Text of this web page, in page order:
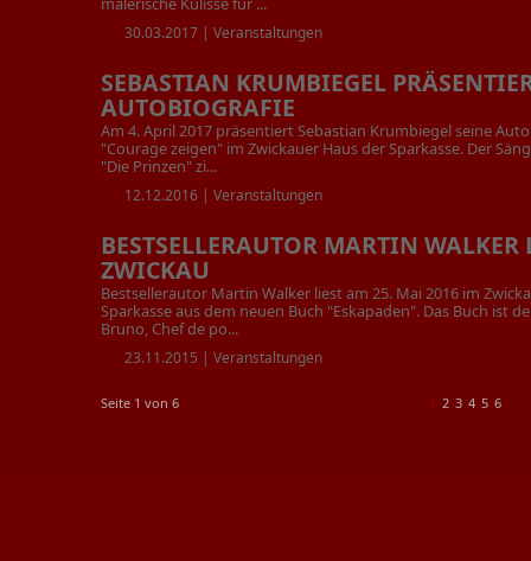
30.03.2017 | Veranstaltungen
SEBASTIAN KRUMBIEGEL
AUTOBIOGRAFIE
Am 4. April 2017 präsentiert Sebastian Krumbiegel seine
"Courage zeigen" im Zwickauer Haus der Sparkasse. Der
"Die Prinzen" zi...
12.12.2016 | Veranstaltungen
BESTSELLERAUTOR MARTIN WALKER
ZWICKAU
Bestsellerautor Martin Walker liest am 25. Mai 2016 im
Sparkasse aus dem neuen Buch "Eskapaden". Das Buch ist
Bruno, Chef de po...
23.11.2015 | Veranstaltungen
Seite 1 von 6 1 2 3 4 5 6